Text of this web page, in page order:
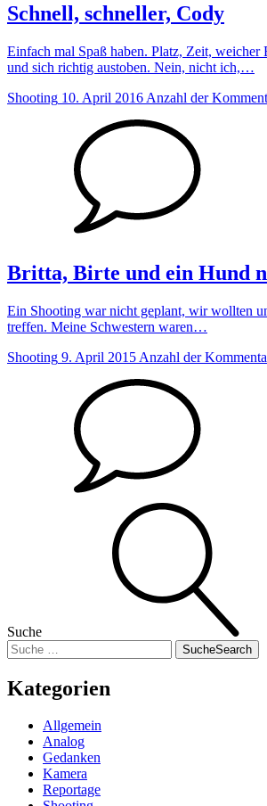
Schnell, schneller, Cody
Einfach mal Spaß haben. Platz, Zeit, weicher
und sich richtig austoben. Nein, nicht ich,…
Shooting 10. April 2016 Anzahl der
Britta, Birte und ein Hund
Ein Shooting war nicht geplant, wir wollten
treffen. Meine Schwestern waren…
Shooting 9. April 2015 Anzahl der
Suche
SucheSearch
Kategorien
Allgemein
Analog
Gedanken
Kamera
Reportage